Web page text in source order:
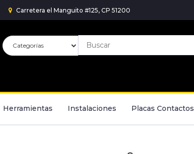
Carretera el Manguito #125, CP 51200
Herramientas Instalaciones Placas Contactos